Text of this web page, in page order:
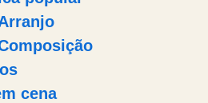
cena